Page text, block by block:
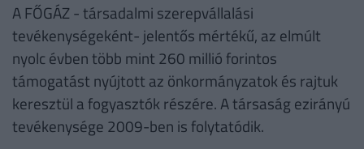
A FŐGÁZ - társadalmi szerepvállalási
tevékenységeként- jelentős mértékű, az elmúlt
nyolc évben több mint 260 millió forintos
támogatást nyújtott az önkormányzatok és rajtuk
keresztül a fogyasztók részére. A társaság ezirányú
tevékenysége 2009-ben is folytatódik.